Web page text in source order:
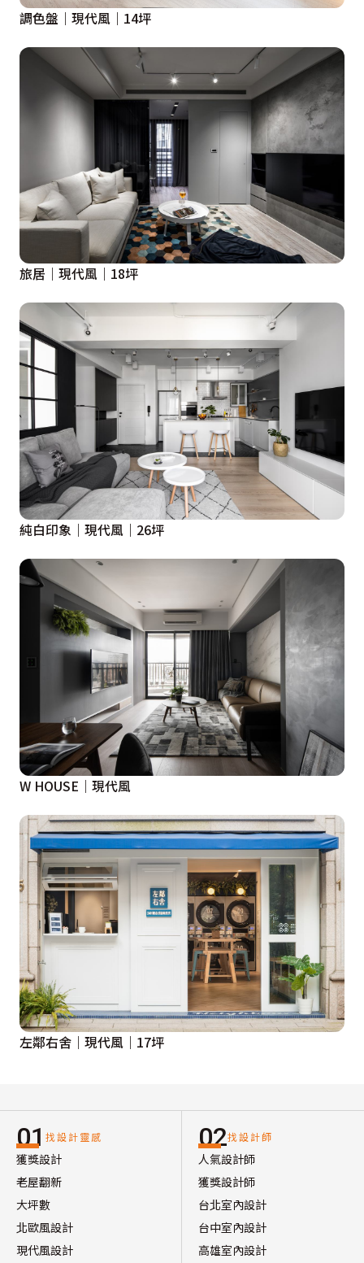
調色盤｜現代風｜14坪
旅居｜現代風｜18坪
純白印象｜現代風｜26坪
W HOUSE｜現代風
左鄰右舍｜現代風｜17坪
01 找設計靈感
獲獎設計
老屋翻新
大坪數
北歐風設計
現代風設計
02找設計師
人氣設計師
獲獎設計師
台北室內設計
台中室內設計
高雄室內設計